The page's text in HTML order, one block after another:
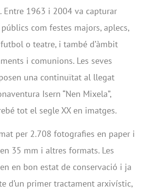
Entre 1963 i 2004 va capturar
públics com festes majors, aplecs,
o teatre, i també d’àmbit
i comunions. Les seves
una continuïtat al llegat
Isern “Nen Mixela”,
tot el segle XX en imatges.
per 2.708 fotografies en paper i
35 mm i altres formats. Les
en bon estat de conservació i ja
d’un primer tractament arxivístic,